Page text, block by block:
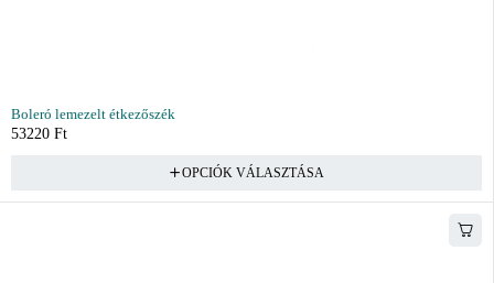
Boleró lemezelt étkezőszék
53220 Ft
OPCIÓK VÁLASZTÁSA